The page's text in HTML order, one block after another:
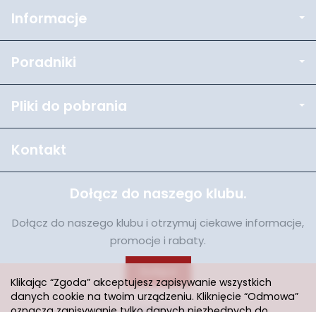
Informacje
Poradniki
Pliki do pobrania
Kontakt
Dołącz do naszego klubu.
Dołącz do naszego klubu i otrzymuj ciekawe informacje,
promocje i rabaty.
Klikając “Zgoda” akceptujesz zapisywanie wszystkich
danych cookie na twoim urządzeniu. Kliknięcie “Odmowa”